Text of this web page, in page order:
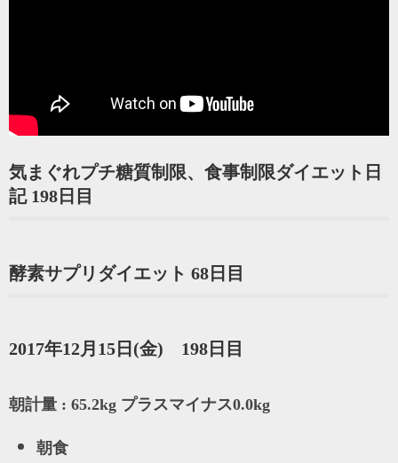
気まぐれプチ糖質制限、食事制限ダイエット日
記 198日目
酵素サプリダイエット 68日目
2017年12月15日(金) 198日目
朝計量 : 65.2kg プラスマイナス0.0kg
朝食